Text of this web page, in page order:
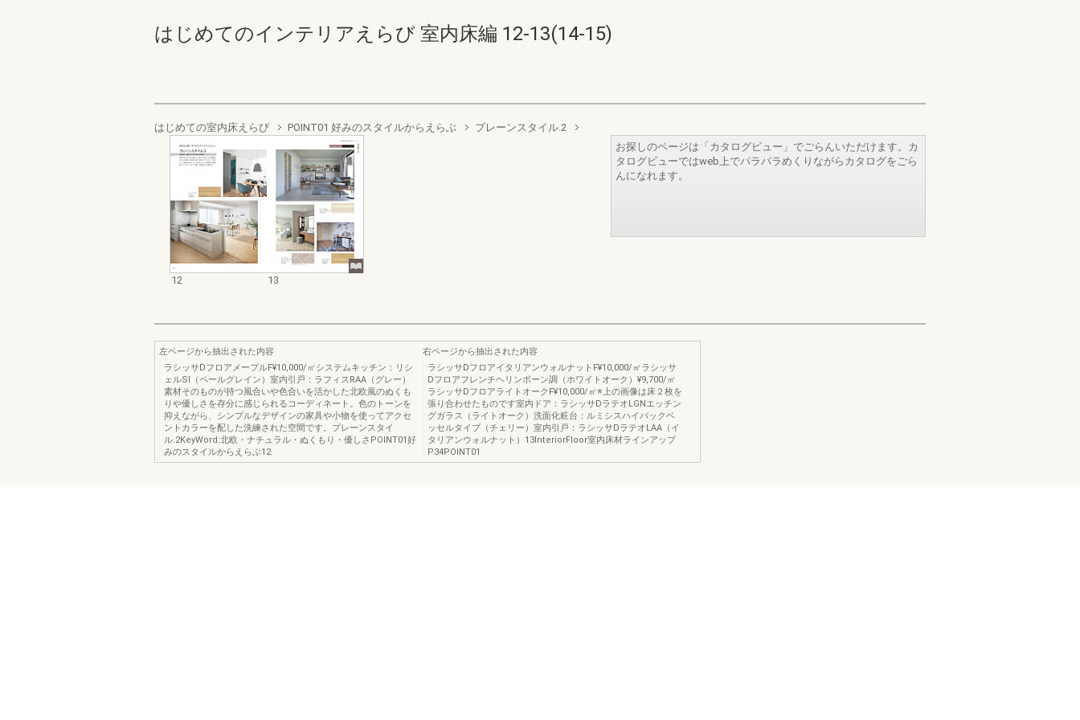
はじめてのインテリアえらび 室内床編 12-13(14-15)
はじめての室内床えらび POINT01 好みのスタイルからえらぶ プレーンスタイル.2
12 13
お探しのページは「カタログビュー」でごらんいただけます。カ
タログビューではweb上でパラパラめくりながらカタログをごら
んになれます。
左ページから抽出された内容
ラシッサDフロアメープルF¥10,000/㎡システムキッチン：リシ
ェルSI（ペールグレイン）室内引戸：ラフィスRAA（グレー）
素材そのものが持つ風合いや色合いを活かした北欧風のぬくも
りや優しさを存分に感じられるコーディネート。色のトーンを
抑えながら、シンプルなデザインの家具や小物を使ってアクセ
ントカラーを配した洗練された空間です。プレーンスタイ
ル.2KeyWord:北欧・ナチュラル・ぬくもり・優しさPOINT01好
みのスタイルからえらぶ12
右ページから抽出された内容
ラシッサDフロアイタリアンウォルナットF¥10,000/㎡ラシッサ
Dフロアフレンチヘリンボーン調（ホワイトオーク）¥9,700/㎡
ラシッサDフロアライトオークF¥10,000/㎡※上の画像は床２枚を
張り合わせたものです室内ドア：ラシッサDラテオLGNエッチン
グガラス（ライトオーク）洗面化粧台：ルミシスハイバックベ
ッセルタイプ（チェリー）室内引戸：ラシッサDラテオLAA（イ
タリアンウォルナット）13InteriorFloor室内床材ラインアップ
P34POINT01